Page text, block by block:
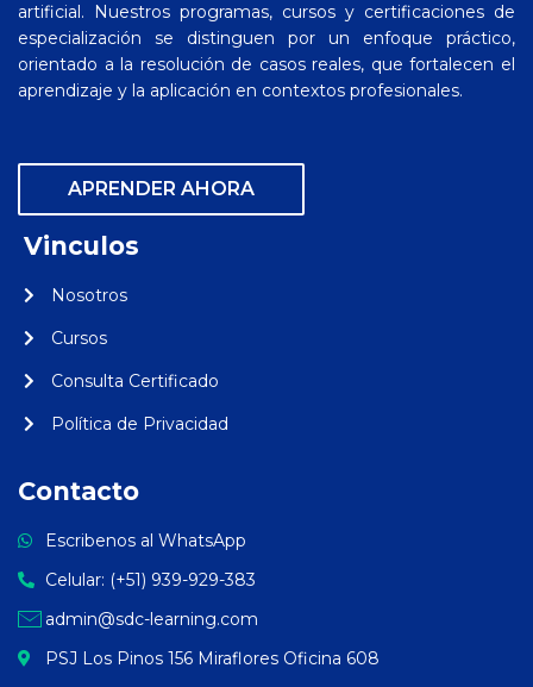
artificial. Nuestros programas, cursos y certificaciones de
especialización se distinguen por un enfoque práctico,
orientado a la resolución de casos reales, que fortalecen el
aprendizaje y la aplicación en contextos profesionales.
APRENDER AHORA
Vinculos
Nosotros
Cursos
Consulta Certificado
Política de Privacidad
Contacto
Escribenos al WhatsApp
Celular: (+51) 939-929-383
admin@sdc-learning.com
PSJ Los Pinos 156 Miraflores Oficina 608